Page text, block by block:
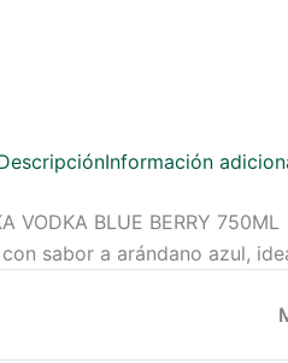
Información
VODKA BLUE BERRY 750ML
sabor a arándano azul,